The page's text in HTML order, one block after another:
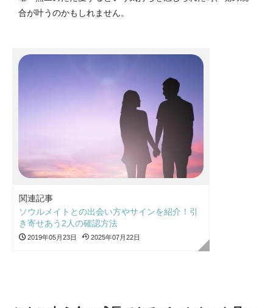
合が叶うのかもしれません。
関連記事
ソウルメイトとの出会い方やサインを紹介！引
き寄せあう2人の確認方法
2019年05月23日 2025年07月22日